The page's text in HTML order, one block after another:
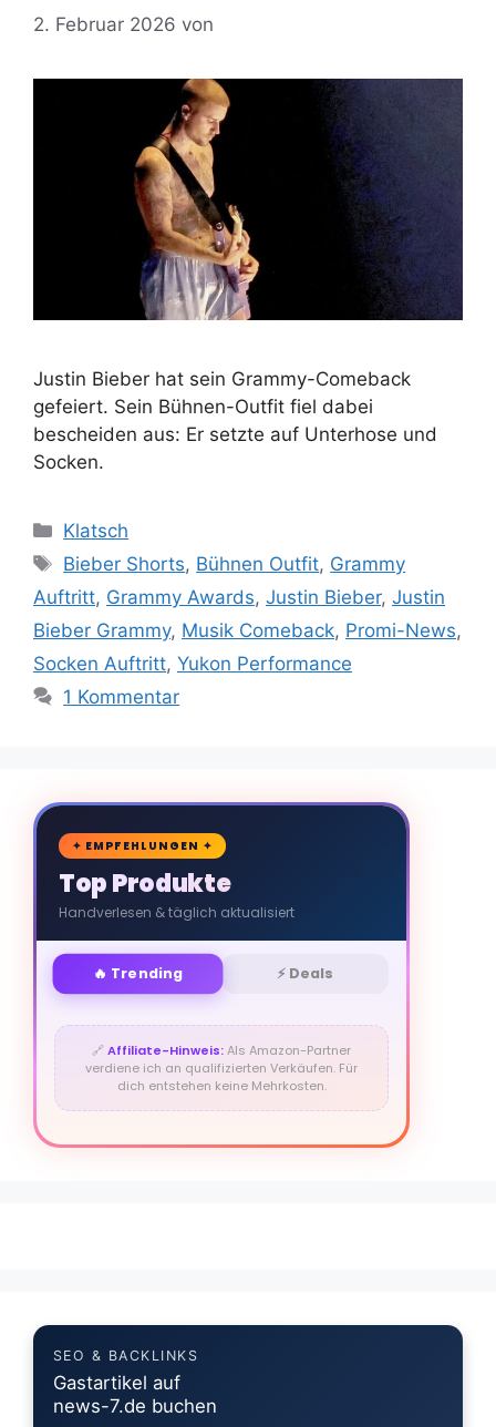
2. Februar 2026 von
Justin Bieber hat sein Grammy-Comeback
gefeiert. Sein Bühnen-Outfit fiel dabei
bescheiden aus: Er setzte auf Unterhose und
Socken.
Kategorien
Klatsch
Schlagwörter
Bieber Shorts, Bühnen Outfit, Grammy
Auftritt, Grammy Awards, Justin Bieber, Justin
Bieber Grammy, Musik Comeback, Promi-News,
Socken Auftritt, Yukon Performance
1 Kommentar
🛒
✦ EMPFEHLUNGEN ✦
Top Produkte
Handverlesen & täglich aktualisiert
🔥 Trending ⚡ Deals
🔗Affiliate-Hinweis:Als Amazon-Partner
verdiene ich an qualifizierten Verkäufen. Für
dich entstehen keine Mehrkosten.
SEO & BACKLINKS
Gastartikel auf
news-7.de buchen